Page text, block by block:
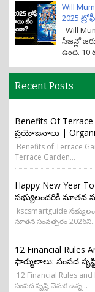
Will
2025
Will
సీజన్లో
ఉంది.
Recent Posts
Benefits Of
ప్రయోజనాలు |
Benefits of Terrace
Terrace Garden...
Happy New Year
సభ్యులందరికీ నూతన
kscsmartguide
నూతన సంవత్సరం
12 Financial
ఫార్ములాలు: సంపద
12 Financial Rules
సంపద సృష్టి వెనుక ఉన్న...